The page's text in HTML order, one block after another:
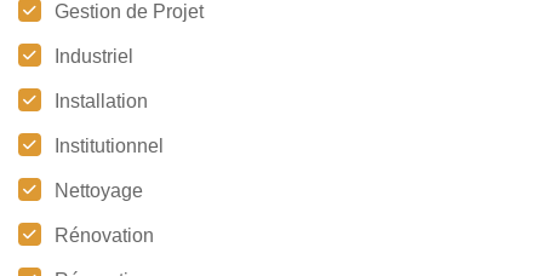
Gestion de Projet
Industriel
Installation
Institutionnel
Nettoyage
Rénovation